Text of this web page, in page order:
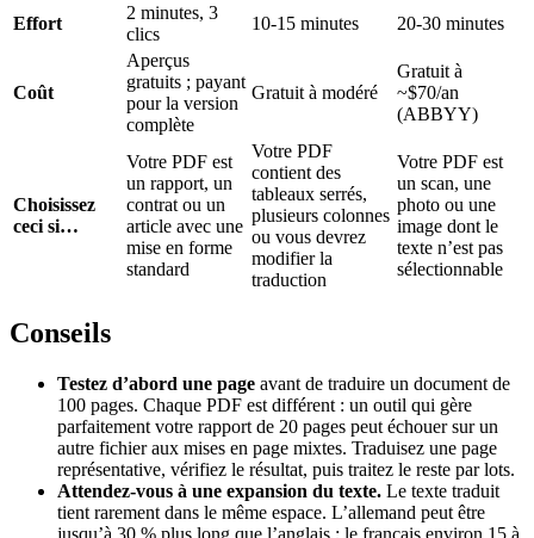
Effort
2 minutes, 3
clics
10-15 minutes 20-30 minutes
Coût
Aperçus
gratuits ; payant
pour la version
complète
Gratuit à modéré
Gratuit à
~$70/an
(ABBYY)
Choisissez
ceci si…
Votre PDF est
un rapport, un
contrat ou un
article avec une
mise en forme
standard
Votre PDF
contient des
tableaux serrés,
plusieurs colonnes
ou vous devrez
modifier la
traduction
Votre PDF est
un scan, une
photo ou une
image dont le
texte n’est pas
sélectionnable
Conseils
Testez d’abord une page avant de traduire un document de
100 pages. Chaque PDF est différent : un outil qui gère
parfaitement votre rapport de 20 pages peut échouer sur un
autre fichier aux mises en page mixtes. Traduisez une page
représentative, vérifiez le résultat, puis traitez le reste par lots.
Attendez-vous à une expansion du texte. Le texte traduit
tient rarement dans le même espace. L’allemand peut être